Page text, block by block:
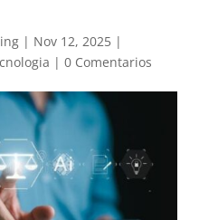
| Nov 12, 2025|
| 0 Comentarios